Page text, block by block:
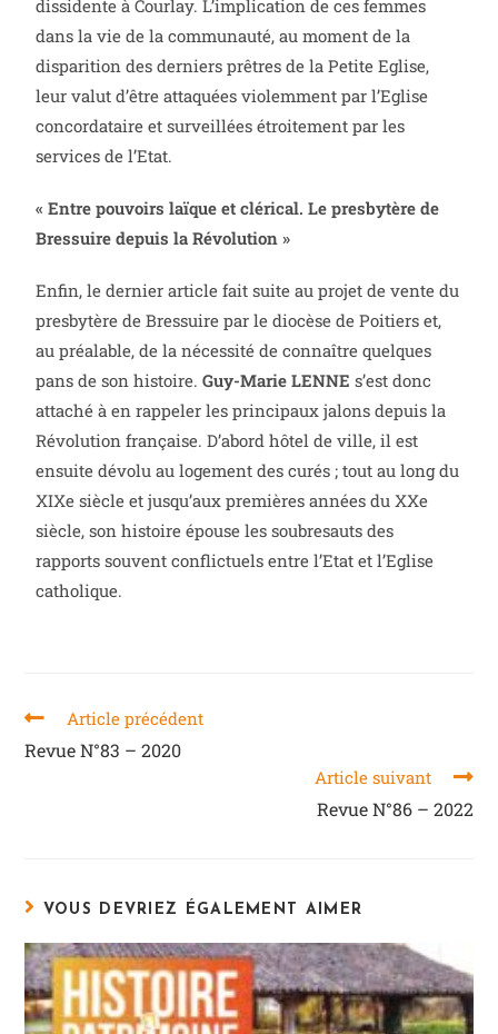
dissidente à Courlay. L’implication de ces femmes
dans la vie de la communauté, au moment de la
disparition des derniers prêtres de la Petite Eglise,
leur valut d’être attaquées violemment par l’Eglise
concordataire et surveillées étroitement par les
services de l’Etat.
« Entre pouvoirs laïque et clérical. Le presbytère de
Bressuire depuis la Révolution »
Enfin, le dernier article fait suite au projet de vente du
presbytère de Bressuire par le diocèse de Poitiers et,
au préalable, de la nécessité de connaître quelques
pans de son histoire.Guy-Marie LENNE s’est donc
attaché à en rappeler les principaux jalons depuis la
Révolution française. D’abord hôtel de ville, il est
ensuite dévolu au logement des curés ; tout au long du
XIXe siècle et jusqu’aux premières années du XXe
siècle, son histoire épouse les soubresauts des
rapports souvent conflictuels entre l’Etat et l’Eglise
catholique.
Article précédent
Revue N°83 – 2020
Article suivant
Revue N°86 – 2022
VOUS DEVRIEZ ÉGALEMENT AIMER